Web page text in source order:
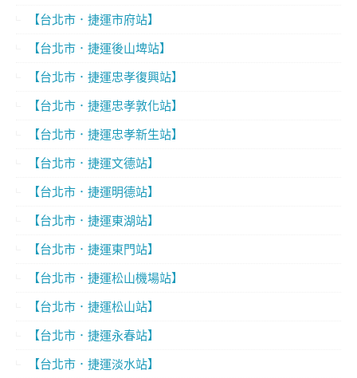
【台北市．捷運市府站】
【台北市．捷運後山埤站】
【台北市．捷運忠孝復興站】
【台北市．捷運忠孝敦化站】
【台北市．捷運忠孝新生站】
【台北市．捷運文德站】
【台北市．捷運明德站】
【台北市．捷運東湖站】
【台北市．捷運東門站】
【台北市．捷運松山機場站】
【台北市．捷運松山站】
【台北市．捷運永春站】
【台北市．捷運淡水站】